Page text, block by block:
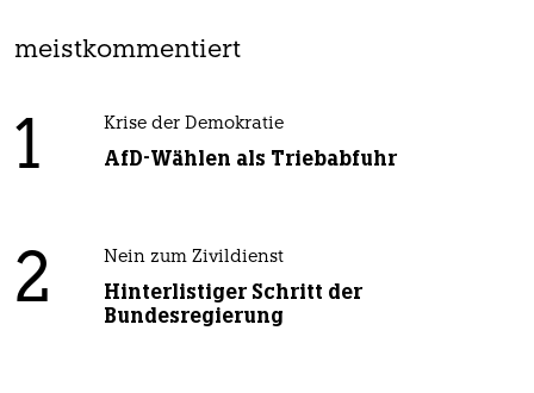
meistkommentiert
1 Krise der Demokratie
AfD-Wählen als Triebabfuhr
2 Nein zum Zivildienst
Hinterlistiger Schritt der
Bundesregierung